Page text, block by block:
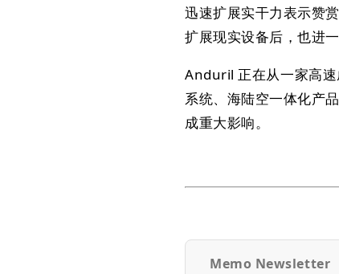
迅速扩展实干力表示赞
扩展现实设备后，也进
Anduril 正在从一家高速
系统、海陆空一体化产
成重大影响。
Memo Newsletter